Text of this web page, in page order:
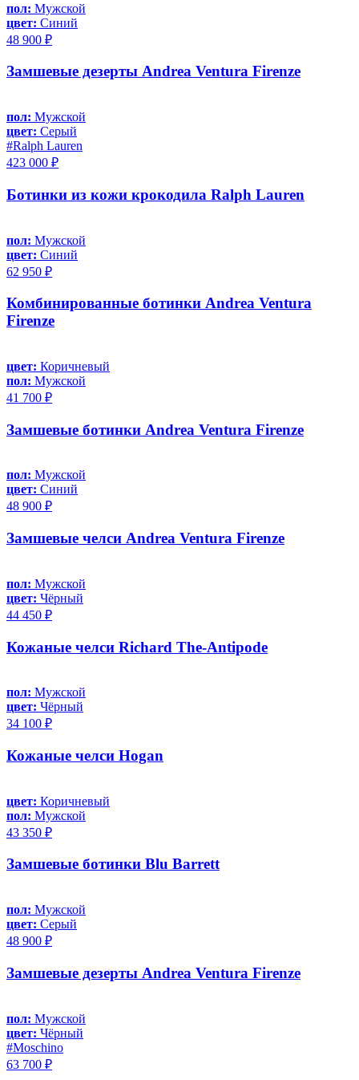
пол: Мужской
цвет: Синий
48 900 ₽
Замшевые дезерты Andrea Ventura Firenze
пол: Мужской
цвет: Серый
#Ralph Lauren
423 000 ₽
Ботинки из кожи крокодила Ralph Lauren
пол: Мужской
цвет: Синий
62 950 ₽
Комбинированные ботинки Andrea Ventura
Firenze
цвет: Коричневый
пол: Мужской
41 700 ₽
Замшевые ботинки Andrea Ventura Firenze
пол: Мужской
цвет: Синий
48 900 ₽
Замшевые челси Andrea Ventura Firenze
пол: Мужской
цвет: Чёрный
44 450 ₽
Кожаные челси Richard The-Antipode
пол: Мужской
цвет: Чёрный
34 100 ₽
Кожаные челси Hogan
цвет: Коричневый
пол: Мужской
43 350 ₽
Замшевые ботинки Blu Barrett
пол: Мужской
цвет: Серый
48 900 ₽
Замшевые дезерты Andrea Ventura Firenze
пол: Мужской
цвет: Чёрный
#Moschino
63 700 ₽